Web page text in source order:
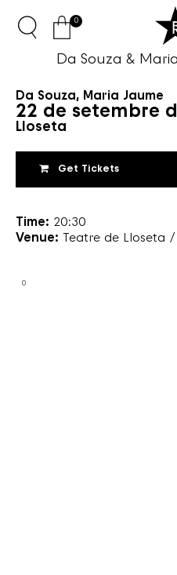
Da Souza &
0
Da Souza, Maria Jaume
22 de setembre
Lloseta
Get Tickets
Time: 20:30
Venue: Teatre de Lloseta
0